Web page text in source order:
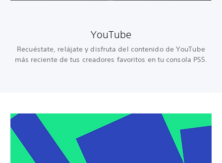
YouTube
Recuéstate, relájate y disfruta del contenido de YouTube
más reciente de tus creadores favoritos en tu consola PS5.